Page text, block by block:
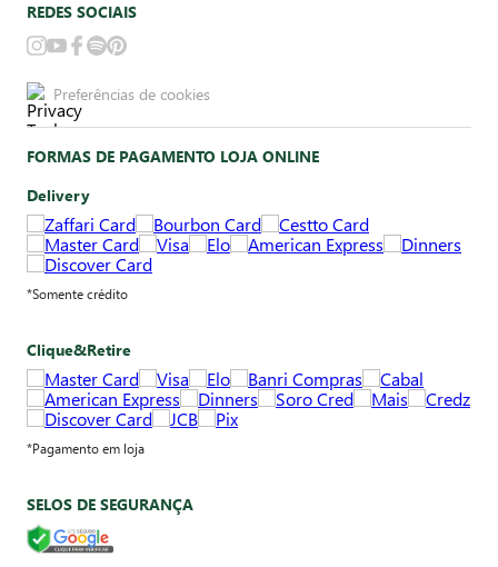
REDES SOCIAIS
Preferências de cookies
FORMAS DE PAGAMENTO LOJA ONLINE
Delivery
*Somente crédito
Clique&Retire
*Pagamento em loja
SELOS DE SEGURANÇA